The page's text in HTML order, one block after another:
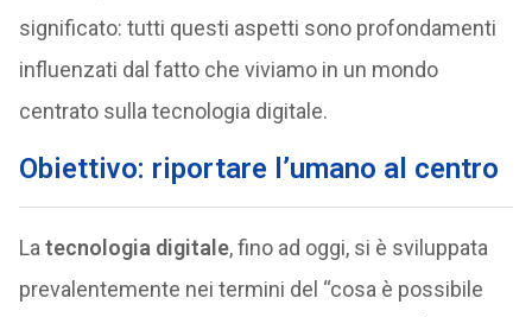
significato: tutti questi aspetti sono profondamenti
influenzati dal fatto che viviamo in un mondo
centrato sulla tecnologia digitale.
Obiettivo: riportare l’umano al centro
La tecnologia digitale, fino ad oggi, si è sviluppata
prevalentemente nei termini del “cosa è possibile